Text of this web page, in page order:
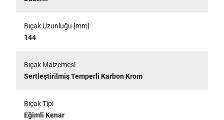
Bıçak Uzunluğu [mm]
144
Bıçak Malzemesi
Sertleştirilmiş Temperli Karbon Krom
Bıçak Tipi
Eğimli Kenar